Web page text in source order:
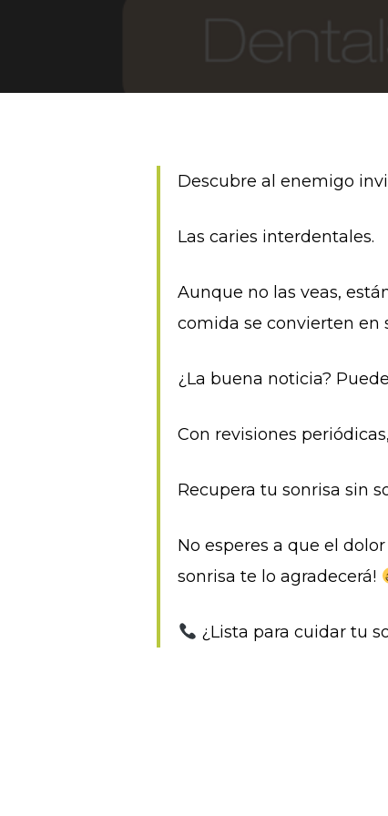
Descubre al enemigo
Las caries interdentales.
Aunque no las veas,
comida se convierten en
¿La buena noticia?
Con revisiones
Recupera tu sonrisa sin
No esperes a que el
sonrisa te lo agradecerá!
¿Lista para cuidar tu